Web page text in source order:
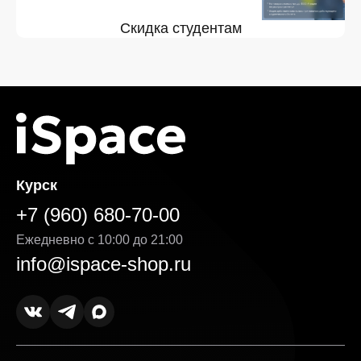
Скидка студентам
Курск
+7 (960) 680-70-00
Ежедневно с 10:00 до 21:00
info@ispace-shop.ru